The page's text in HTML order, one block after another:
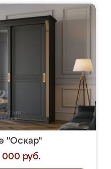
"Оскар"
000 руб.